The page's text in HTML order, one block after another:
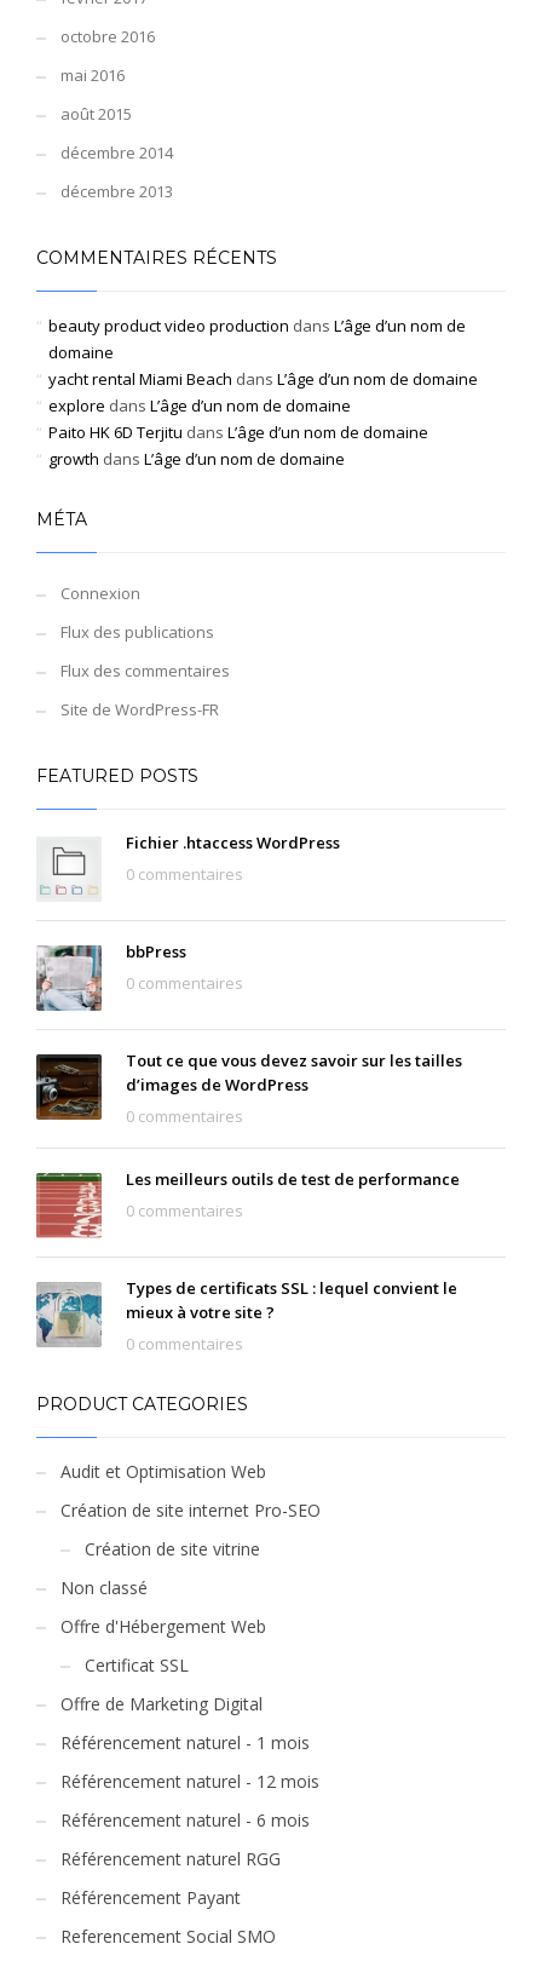
octobre 2016
mai 2016
août 2015
décembre 2014
décembre 2013
COMMENTAIRES RÉCENTS
beauty product video production dans L’âge d’un nom de
domaine
yacht rental Miami Beach dans L’âge d’un nom de domaine
explore dans L’âge d’un nom de domaine
Paito HK 6D Terjitu dans L’âge d’un nom de domaine
growth dans L’âge d’un nom de domaine
MÉTA
Connexion
Flux des publications
Flux des commentaires
Site de WordPress-FR
FEATURED POSTS
Fichier .htaccess WordPress
0 commentaires
bbPress
0 commentaires
Tout ce que vous devez savoir sur les tailles
d’images de WordPress
0 commentaires
Les meilleurs outils de test de performance
0 commentaires
Types de certificats SSL : lequel convient le
mieux à votre site ?
0 commentaires
PRODUCT CATEGORIES
Audit et Optimisation Web
Création de site internet Pro-SEO
Création de site vitrine
Non classé
Offre d'Hébergement Web
Certificat SSL
Offre de Marketing Digital
Référencement naturel - 1 mois
Référencement naturel - 12 mois
Référencement naturel - 6 mois
Référencement naturel RGG
Référencement Payant
Referencement Social SMO